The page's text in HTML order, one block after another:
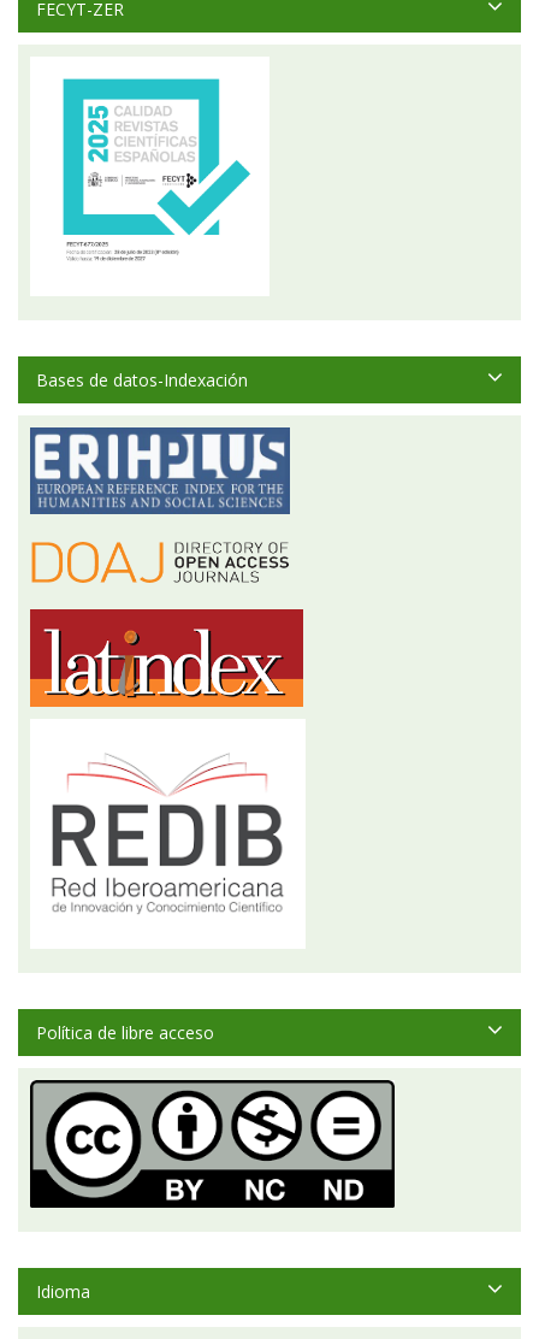
FECYT-ZER
Bases de datos-Indexación
Política de libre acceso
Idioma